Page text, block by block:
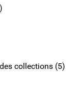
collections (5)